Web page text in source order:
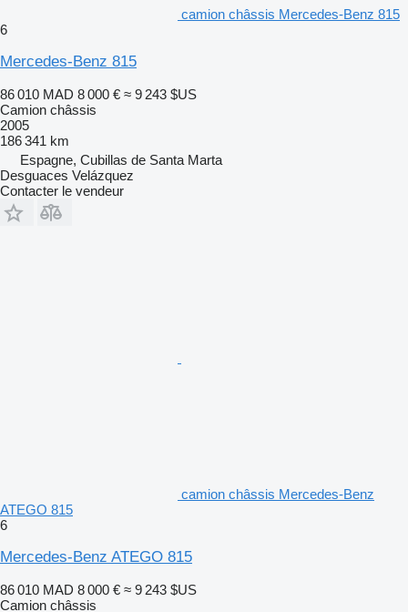
camion châssis Mercedes-Benz 815
6
Mercedes-Benz 815
86 010 MAD 8 000 € ≈ 9 243 $US
Camion châssis
2005
186 341 km
Espagne, Cubillas de Santa Marta
Desguaces Velázquez
Contacter le vendeur
camion châssis Mercedes-Benz
ATEGO 815
6
Mercedes-Benz ATEGO 815
86 010 MAD 8 000 € ≈ 9 243 $US
Camion châssis